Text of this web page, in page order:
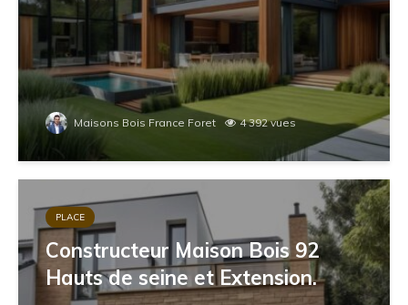
Maisons Bois France Foret 4 392 vues
PLACE
Constructeur Maison Bois 92
Hauts de seine et Extension.